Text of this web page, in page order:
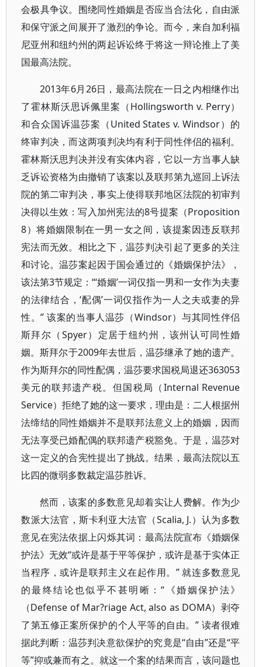
会极具争议。围绕同性婚姻是否应当合法化，自由派
和保守派之间展开了激烈的争论。而今，来自加利福
尼亚州和纽约州的两起诉讼终于将这一辩论推上了美
国最高法院。
2013年6月26日，最高法院在一日之内相继作出
了霍林斯沃思诉佩里案（Hollingsworth v. Perry）
和合众国诉温莎案（United States v. Windsor）的
终审判决，而这两项判决均有利于同性伴侣的福利。
霍林斯沃思判决并没有实体内容，它以一方当事人缺
乏诉讼资格为由撤销了该案以及联邦第九巡回上诉法
院的第二审判决，事实上使得联邦地区法院的初审判
决得以生效：写入加州宪法的8号提案（Proposition
8）将婚姻限制在一男一女之间，该提案因违反联邦
宪法而无效。相比之下，温莎判决引起了更多的关注
和讨论。温莎案起因于国会通过的《婚姻保护法》，
该法第3节规定：“‘婚姻’一词仅指一男和一女作为夫妻
的法律结合，‘配偶’一词仅指作为一人之夫或妻的异
性。” 该案的当事人温莎（Windsor）与其同性伴侣
斯拜尔（Spyer）定居于纽约州，该州认可同性婚
姻。斯拜尔于2009年去世后，温莎继承了她的遗产。
作为斯拜尔的同性配偶，温莎要求国税局退还363053
美元的联邦遗产税。但国税局（Internal Revenue
Service）拒绝了她的这一要求，理由是：二人根据州
法缔结的同性婚姻并不是联邦法意义上的婚姻，因而
无法享受已婚配偶的联邦遗产税豁免。于是，温莎对
这一定义的合宪性提出了挑战。结果，最高法院以五
比四的微弱多数裁定温莎胜诉。
然而，该案的多数意见却着实让人费解。作为少
数派大法官，斯卡利亚大法官（Scalia, J.）认为多数
意见在宪法依据上闪烁其词：最高法院宣布《婚姻保
护法》无效“或许是基于平等保护，或许是基于实体正
当程序，或许是联邦主义在起作用。” 就连多数意见
的最终结论也似乎不甚明晰：“《婚姻保护法》
（Defense of Mar?riage Act, also as DOMA）剥夺
了第五修正案所保护的个人平等的自由。” 读者很难
据此判断：温莎判决意欲保护的究竟是“自由”还是“平
等”抑或兼而有之。就这一个案的结果而言，该问题也